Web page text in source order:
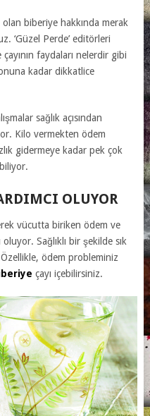
biberiye hakkında merak
‘Güzel Perde’ editörleri
faydaları nelerdir gibi
kadar dikkatlice
sağlık açısından
Kilo vermekten ödem
gidermeye kadar pek çok
OLUYOR
vücutta biriken ödem ve
oluyor. Sağlıklı bir şekilde sık
ödem probleminiz
çayı içebilirsiniz.